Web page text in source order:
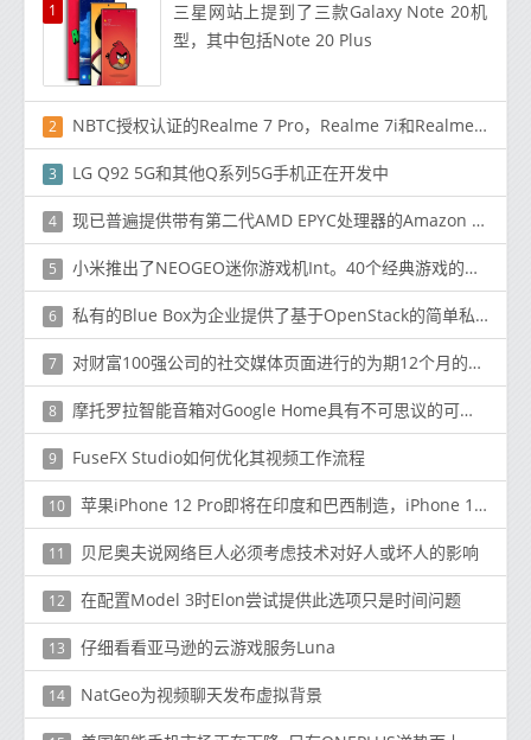
1
三星网站上提到了三款Galaxy Note 20机
型，其中包括Note 20 Plus
2 NBTC授权认证的Realme 7 Pro，Realme 7i和Realme C17
3 LG Q92 5G和其他Q系列5G手机正在开发中
4 现已普遍提供带有第二代AMD EPYC处理器的Amazon EC2 C5a实例
5 小米推出了NEOGEO迷你游戏机Int。40个经典游戏的版本
6 私有的Blue Box为企业提供了基于OpenStack的简单私有云即服务平台
7 对财富100强公司的社交媒体页面进行的为期12个月的研究发现
8 摩托罗拉智能音箱对Google Home具有不可思议的可能性
9 FuseFX Studio如何优化其视频工作流程
10 苹果iPhone 12 Pro即将在印度和巴西制造，iPhone 12迷你电池容量揭晓
11 贝尼奥夫说网络巨人必须考虑技术对好人或坏人的影响
12 在配置Model 3时Elon尝试提供此选项只是时间问题
13 仔细看看亚马逊的云游戏服务Luna
14 NatGeo为视频聊天发布虚拟背景